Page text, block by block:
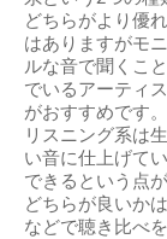
どちらがより優
はありますがモ
ルな音で聞くこ
でいるアーティ
がおすすめです。
リスニング系は
い音に仕上げて
できるという点
どちらが良いか
などで聴き比べ